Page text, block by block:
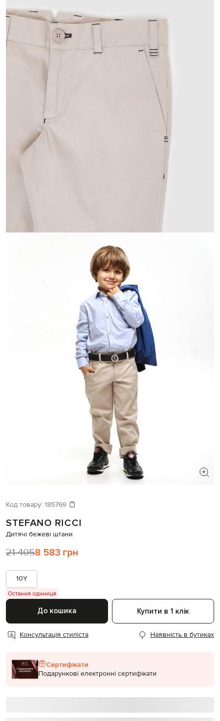
Код товару: 185769
STEFANO RICCI
Дитячі бежеві штани
21 4058 583 грн
10Y
Остання одиниця
До кошика Купити в 1 клік
Консультація стиліста Наявність в бутиках
Сертифікати
Подарункові електронні сертифікати